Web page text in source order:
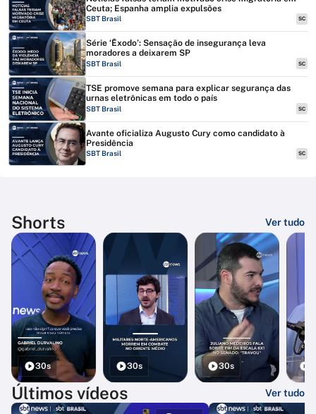
Ceuta; Espanha amplia expulsões
SBT Brasil SC
Série ‘Êxodo’: Sensação de insegurança leva
moradores a deixarem SP
SBT Brasil SC
TSE promove semana para explicar segurança das
urnas eletrônicas em todo o país
SBT Brasil SC
Avante oficializa Augusto Cury como candidato à
Presidência
SBT Brasil SC
Shorts Ver tudo
30s 30s 30s
Últimos vídeos Ver tudo